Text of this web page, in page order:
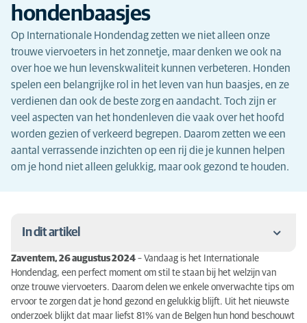
hondenbaasjes
Op Internationale Hondendag zetten we niet alleen onze
trouwe viervoeters in het zonnetje, maar denken we ook na
over hoe we hun levenskwaliteit kunnen verbeteren. Honden
spelen een belangrijke rol in het leven van hun baasjes, en ze
verdienen dan ook de beste zorg en aandacht. Toch zijn er
veel aspecten van het hondenleven die vaak over het hoofd
worden gezien of verkeerd begrepen. Daarom zetten we een
aantal verrassende inzichten op een rij die je kunnen helpen
om je hond niet alleen gelukkig, maar ook gezond te houden.
In dit artikel
1. De favoriete hondenspelletjes kunnen schadelijk
zijn voor je hond
2. Een lachende hond kan pijn verbergen
Zaventem, 26 augustus 2024 – Vandaag is het Internationale
Hondendag, een perfect moment om stil te staan bij het welzijn van
onze trouwe viervoeters. Daarom delen we enkele onverwachte tips om
ervoor te zorgen dat je hond gezond en gelukkig blijft. Uit het nieuwste
onderzoek blijkt dat maar liefst 81% van de Belgen hun hond beschouwt